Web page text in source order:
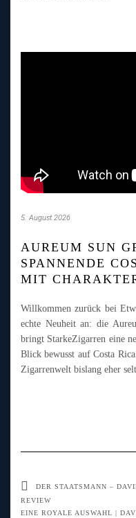
5. August 2026
AUREUM SUN
SPANNENDE
MIT
Willkommen zurück bei
echte Neuheit an: die
bringt StarkeZigarren eine
Blick bewusst auf Costa
Zigarrenwelt bislang eher
DER STAATSMANN –
REVIEW
EINE ROYALE AUSWAHL |